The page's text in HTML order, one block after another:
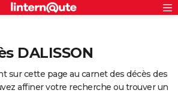
DALISSON
sur cette page au carnet des décès des
affiner votre recherche ou trouver un